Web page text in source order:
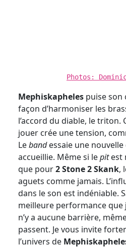
Photos:
Mephiskapheles puise son
façon d’harmoniser les
l’accord du diable, le triton.
jouer crée une tension,
Lebandessaie une
accueillie. Même si lepitest
que pour2 Stone 2 Skank,
aguets comme jamais.
dans le son est indéniable.
meilleure performance que
n’y a aucune barrière,
passent. Je vous invite
l’univers de